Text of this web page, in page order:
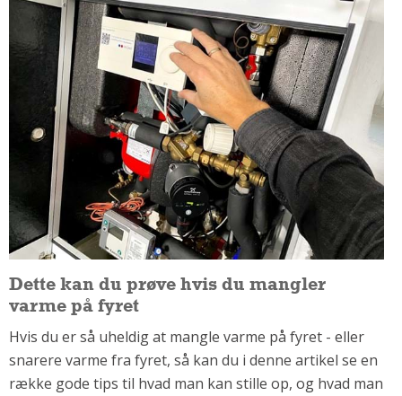
Om Materialer
Om Værktøj
GLARMESTER
Udskiftning Og Montage
Om Materialer
HANDYMAN
Tips Og Tricks
Kemi
Andet
Båd
GARTNER
Beplantning
Belægning
Skadedyr
Om Værktøj
Dette kan du prøve hvis du mangler
varme på fyret
Hvis du er så uheldig at mangle varme på fyret - eller
snarere varme fra fyret, så kan du i denne artikel se en
række gode tips til hvad man kan stille op, og hvad man